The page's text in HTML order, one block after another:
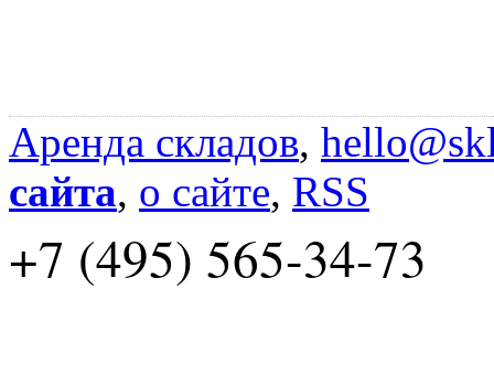
Аренда складов,
сайта, о сайте, RSS
+7 (495) 565-34-73